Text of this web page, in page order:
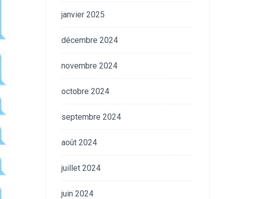
janvier 2025
décembre 2024
novembre 2024
octobre 2024
septembre 2024
août 2024
juillet 2024
juin 2024